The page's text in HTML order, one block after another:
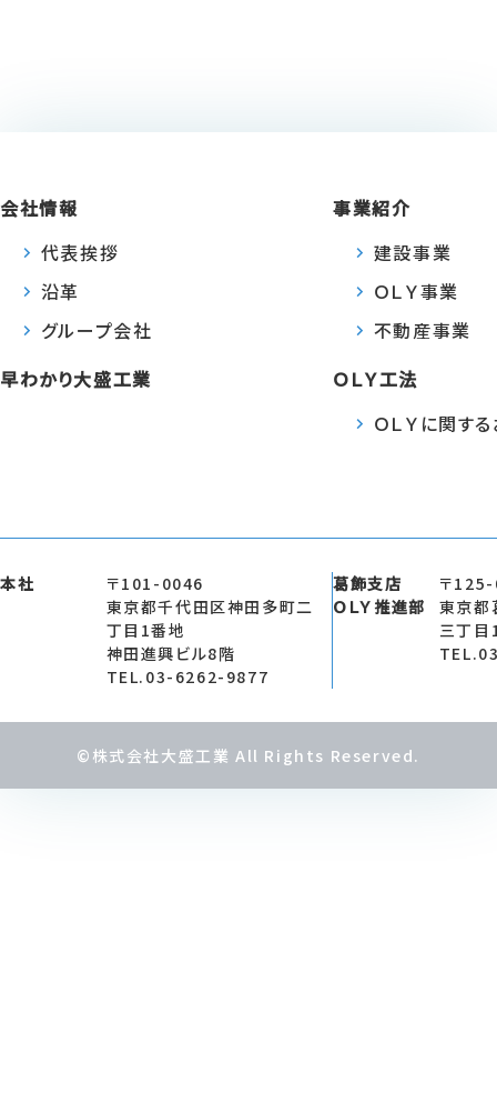
会社情報
代表挨拶
沿革
グループ会社
早わかり大盛工業
事業紹介
建設事業
ＯＬＹ事業
不動産事業
ＯＬＹ工法
ＯＬＹに関す
本社
〒101-0046
東京都千代田区神田多町二
丁目1番地
神田進興ビル8階
TEL.03-6262-9877
葛飾支店
ＯＬＹ推進部
〒
東京都
三丁
©株式会社大盛工業 All Rights Reserved.